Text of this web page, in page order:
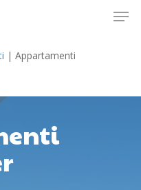
| Appartamenti